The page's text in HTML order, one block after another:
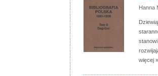
Hanna
więcej »